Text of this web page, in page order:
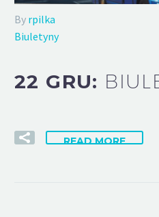
By rpilka
Biuletyny
22 GRU:
READ MORE